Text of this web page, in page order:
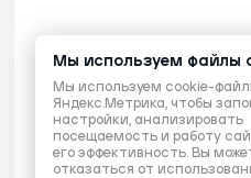
Мы используем файлы
Мы используем cookie-
Яндекс.Метрика, чтобы
настройки, анализировать
посещаемость и работу
его эффективность. Вы
отказаться от